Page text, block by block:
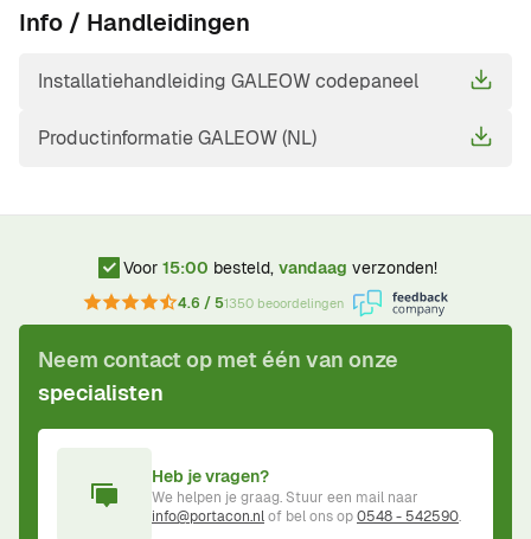
Info / Handleidingen
Installatiehandleiding GALEOW codepaneel
Productinformatie GALEOW (NL)
Voor 15:00 besteld, vandaag verzonden!
4.6 / 51350 beoordelingen
Neem contact op met één van onze
specialisten
Heb je vragen?
We helpen je graag. Stuur een mail naar
info@portacon.nlof bel ons op0548 - 542590.